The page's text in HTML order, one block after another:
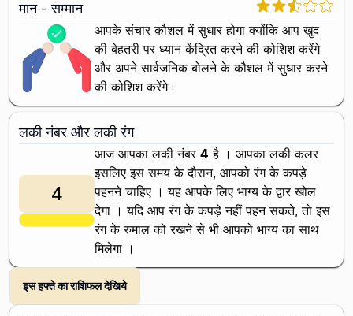
मान - सम्मान
आपके संचार कौशल में सुधार होगा क्योंकि आप खुद
की बेहतरी पर ध्यान केंद्रित करने की कोशिश करेंगे
और अपने सार्वजनिक बोलने के कौशल में सुधार करने
की कोशिश करेंगे।
लकी नंबर और लकी रंग
4
आज आपका लकी नंबर 4 है । आपका लकी कलर
इसलिए इस समय के दौरान, आपकोरंग के कपड़े
पहनने चाहिए । यह आपके लिए भाग्य के द्वार खोल
देगा । यदि आपरंग के कपड़े नहीं पहन सकते, तो इस
रंग के रुमाल को रखने से भी आपको भाग्य का साथ
मिलेगा ।
इस हफ्ते का राशिफल देखिये